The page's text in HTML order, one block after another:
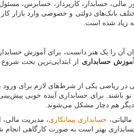
امور مالی، حسابدار، کارپرداز،
بانک‌های دولتی و خصوصی وارد بازار
زیاد شده است.
آن را یک هنر دانست، برای آموزش
آموزش حسابداری از ابتدایی‌ترین بحث
در ریاضی یکی از شرط‌های لازم
باشند. برای حسابداری آینده خوبی
هم دچار مشکل می‌شوند.
حسابداری پیمانکاری، مدیریت
بهتر است به صورت کارگاهی انجام